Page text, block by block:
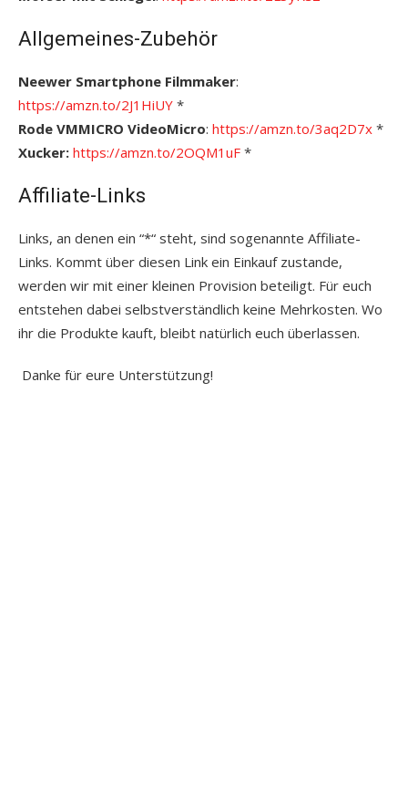
Allgemeines-Zubehör
Neewer Smartphone Filmmaker:
https://amzn.to/2J1HiUY *
Rode VMMICRO VideoMicro: https://amzn.to/3aq2D7x *
Xucker: https://amzn.to/2OQM1uF *
Affiliate-Links
Links, an denen ein “*“ steht, sind sogenannte Affiliate-
Links. Kommt über diesen Link ein Einkauf zustande,
werden wir mit einer kleinen Provision beteiligt. Für euch
entstehen dabei selbstverständlich keine Mehrkosten. Wo
ihr die Produkte kauft, bleibt natürlich euch überlassen.
Danke für eure Unterstützung!